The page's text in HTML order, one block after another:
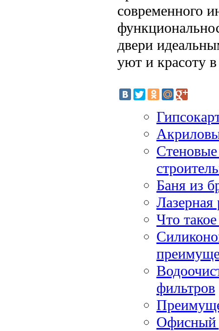
современного
двери
уют и красоту
Баня из
Лазерная
Что
фильтров
Офисный